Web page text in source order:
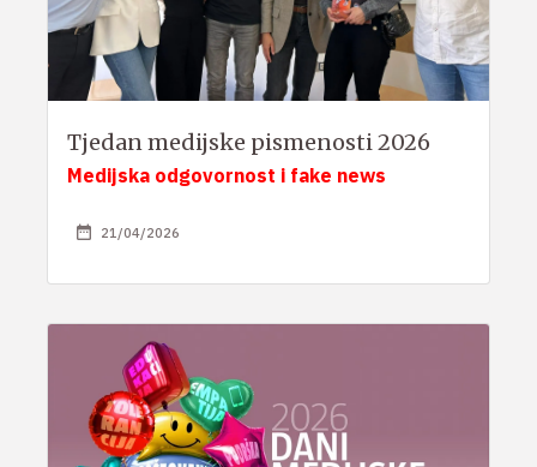
Tjedan medijske pismenosti 2026
Medijska odgovornost i fake news
21/04/2026